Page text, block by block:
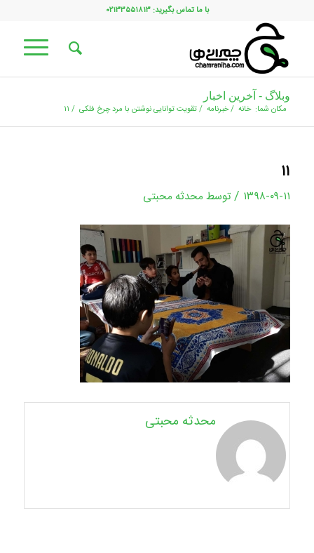
با ما تماس بگیرید: ۰۲۱۳۳۵۵۱۸۱۳
وبلاگ - آخرین اخبار
مکان شما: خانه /خبرنامه /تقویت توانایی نوشتن با مرد چرخ فلکی / ۱۱
۱۱
۱۳۹۸-۰۹-۱۱ / توسط محدثه محبتی
محدثه محبتی